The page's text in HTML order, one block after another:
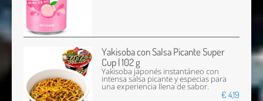
Yakisoba con Salsa Picante Super
Cup | 102 g
Yakisoba japonés instantáneo con
intensa salsa picante y especias para
una experiencia llena de sabor.
€ 4,19